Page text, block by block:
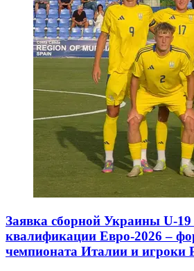
Заявка сборной Украины U-
квалификации Евро-2026 –
чемпионата Италии и игроки